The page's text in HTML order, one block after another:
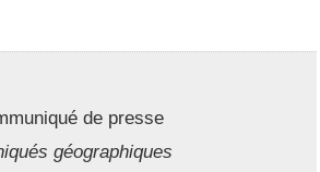
de presse
géographiques